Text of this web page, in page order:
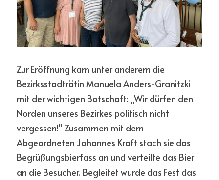
Zur Eröffnung kam unter anderem die
Bezirksstadträtin Manuela Anders-Granitzki
mit der wichtigen Botschaft: „Wir dürfen den
Norden unseres Bezirkes politisch nicht
vergessen!“ Zusammen mit dem
Abgeordneten Johannes Kraft stach sie das
Begrüßungsbierfass an und verteilte das Bier
an die Besucher. Begleitet wurde das Fest das